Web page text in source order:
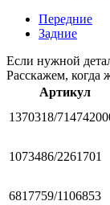
Передние
Задние
Если нужной
Расскажем, когда
Артикул
1370318/
1073486/2261701
6817759/1106853